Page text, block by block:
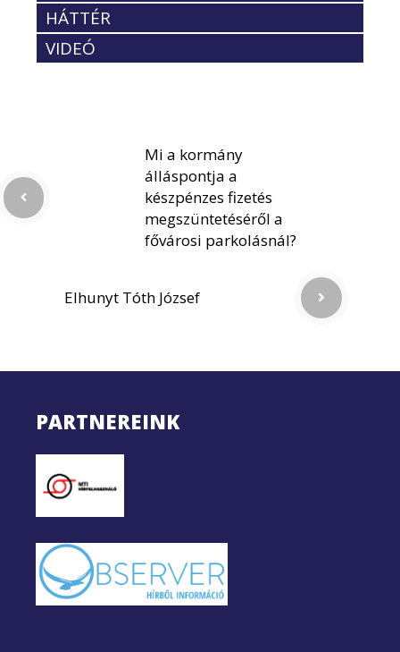
HÁTTÉR
VIDEÓ
Mi a kormány
álláspontja a
készpénzes fizetés
megszüntetéséről a
fővárosi parkolásnál?
Elhunyt Tóth József
PARTNEREINK